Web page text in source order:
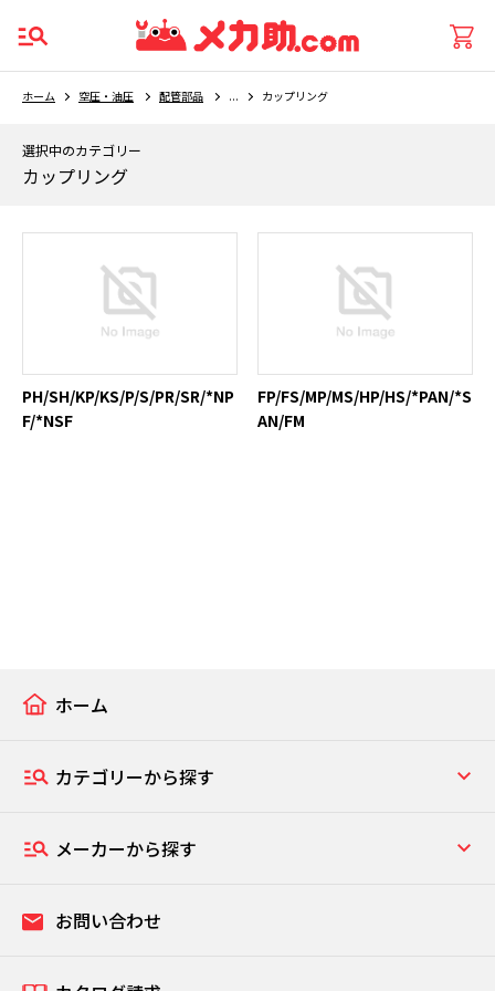
ホーム 空圧・油圧 配管部品 ... カップリング
選択中のカテゴリー
カップリング
PH/SH/KP/KS/P/S/PR/SR/*NP
F/*NSF
FP/FS/MP/MS/HP/HS/*PAN/*S
AN/FM
ホーム
カテゴリーから探す
メーカーから探す
お問い合わせ